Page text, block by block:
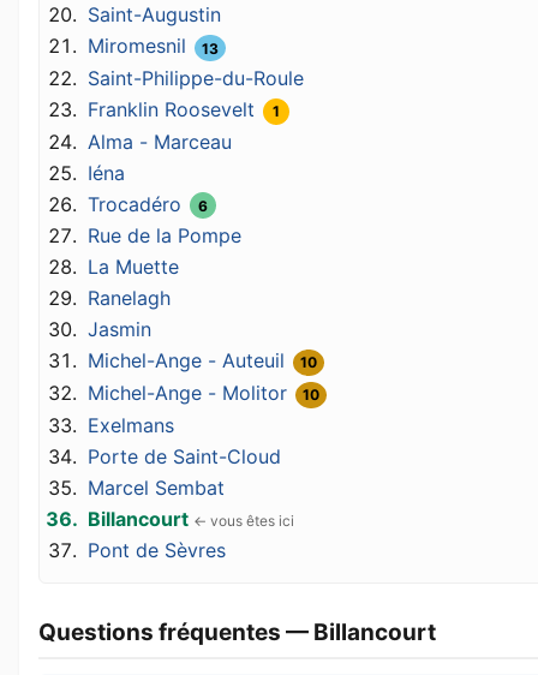
Saint-Augustin
Miromesnil
13
Saint-Philippe-du-Roule
Franklin Roosevelt
1
Alma - Marceau
Iéna
Trocadéro
6
Rue de la Pompe
La Muette
Ranelagh
Jasmin
Michel-Ange - Auteuil
10
Michel-Ange - Molitor 10
Exelmans
Porte de Saint-Cloud
Marcel Sembat
Billancourt
Pont de Sèvres
Questions fréquentes — Billancourt